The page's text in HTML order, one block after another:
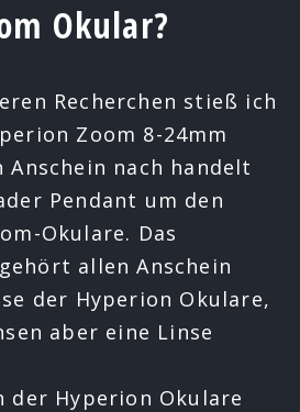
Okular?
Recherchen stieß ich
Zoom 8-24mm
nach handelt
Pendant um den
Okulare. Das
allen Anschein
der Hyperion Okulare,
aber eine Linse
der Hyperion Okulare